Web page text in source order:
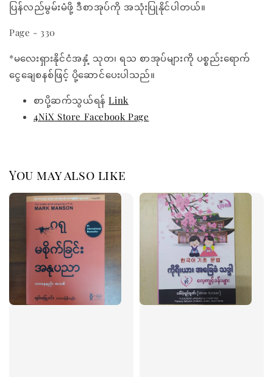
ပြန်လည်မွမ်းမံဖို့ ဒီစာအုပ်ကို အသုံးပြုနိုင်ပါတယ်။
Page - 330
*မလေးရှားနိုင်ငံအနှံ့ သုတ၊ ရသ စာအုပ်များကို ပစ္စည်းရောက်
ငွေချေစနစ်ဖြင့် ပို့ဆောင်ပေးပါသည်။
စာပို့ဆက်သွယ်ရန်Link
4NiX Store Facebook Page
You may also like